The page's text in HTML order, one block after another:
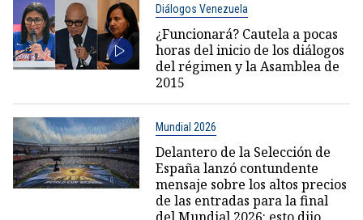
Diálogos Venezuela
¿Funcionará? Cautela a pocas
horas del inicio de los diálogos
del régimen y la Asamblea de
2015
Mundial 2026
Delantero de la Selección de
España lanzó contundente
mensaje sobre los altos precios
de las entradas para la final
del Mundial 2026: esto dijo